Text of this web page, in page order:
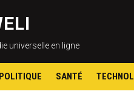
universelle en ligne
POLITIQUE SANTÉ